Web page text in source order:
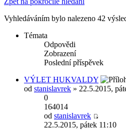
Vyhledáváním bylo nalezeno 42
Témata
Odpovědi
Zobrazení
Poslední příspěvek
VÝLET HUKVALDY
od stanislavrek » 22.5.2015,
0
164014
od stanislavrek
22.5.2015, pátek 11:10